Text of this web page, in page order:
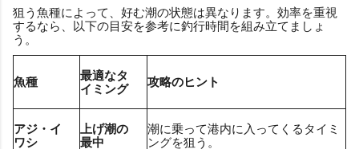
狙う魚種によって、好む潮の状態は異なります。効率を重視
するなら、以下の目安を参考に釣行時間を組み立てましょ
う。
魚種
最適なタ
イミング
攻略のヒント
アジ・イ
ワシ
上げ潮の
最中
潮に乗って港内に入ってくるタイミ
ングを狙う。